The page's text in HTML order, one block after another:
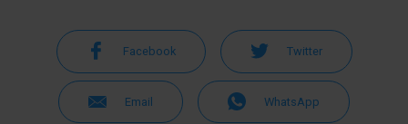
Facebook Twitter
Email WhatsApp